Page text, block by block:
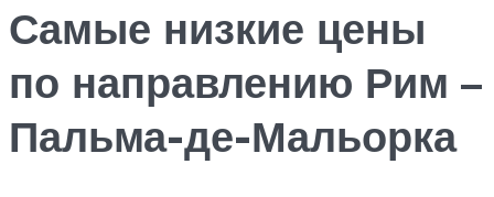
Самые низкие цены
по направлению Рим –
Пальма-де-Мальорка